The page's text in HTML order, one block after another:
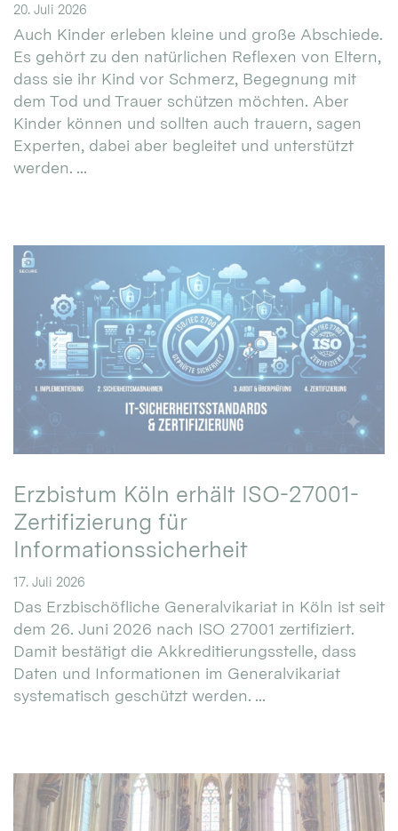
20. Juli 2026
Auch Kinder erleben kleine und große Abschiede.
Es gehört zu den natürlichen Reflexen von Eltern,
dass sie ihr Kind vor Schmerz, Begegnung mit
dem Tod und Trauer schützen möchten. Aber
Kinder können und sollten auch trauern, sagen
Experten, dabei aber begleitet und unterstützt
werden. ...
Erzbistum Köln erhält ISO-27001-
Zertifizierung für
Informationssicherheit
17. Juli 2026
Das Erzbischöfliche Generalvikariat in Köln ist seit
dem 26. Juni 2026 nach ISO 27001 zertifiziert.
Damit bestätigt die Akkreditierungsstelle, dass
Daten und Informationen im Generalvikariat
systematisch geschützt werden. ...